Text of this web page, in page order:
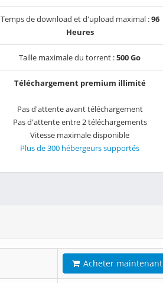
Temps de download et d'upload maximal :96
Heures
Taille maximale du torrent :500 Go
Téléchargement premium illimité
Pas d'attente avant téléchargement
Pas d'attente entre 2 téléchargements
Vitesse maximale disponible
Plus de 300 hébergeurs supportés
Acheter maintenant